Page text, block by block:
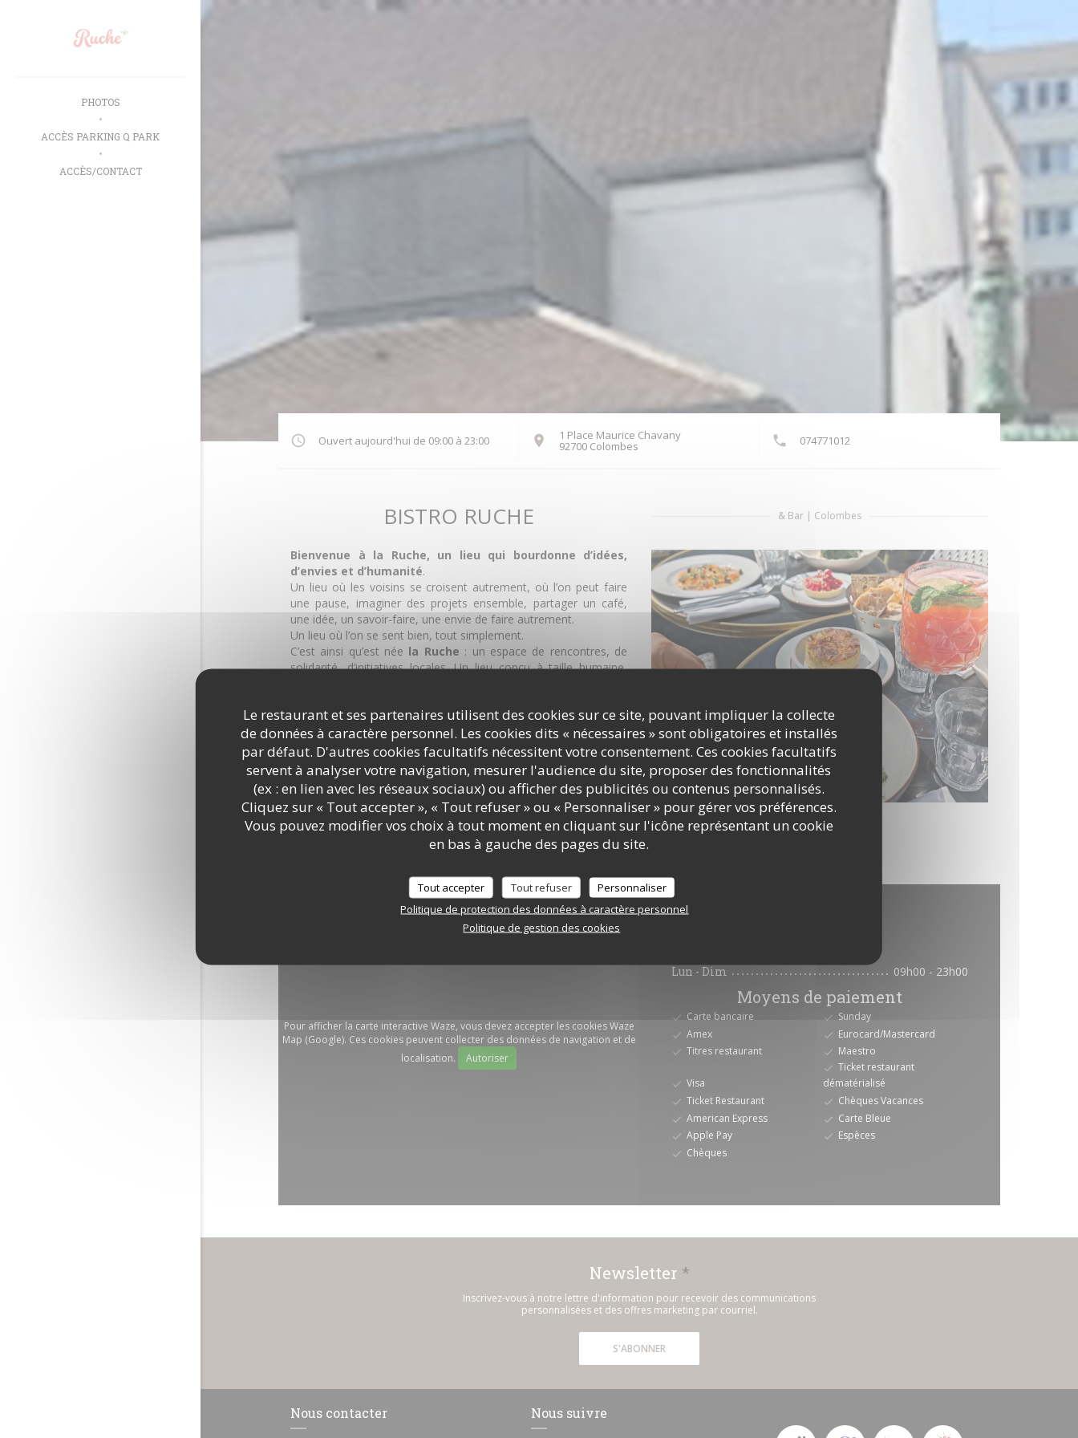
Le restaurant et ses partenaires utilisent des cookies sur ce site, pouvant impliquer la collecte
de données à caractère personnel. Les cookies dits « nécessaires » sont obligatoires et installés
par défaut. D'autres cookies facultatifs nécessitent votre consentement. Ces cookies facultatifs
servent à analyser votre navigation, mesurer l'audience du site, proposer des fonctionnalités
(ex : en lien avec les réseaux sociaux) ou afficher des publicités ou contenus personnalisés.
Cliquez sur « Tout accepter », « Tout refuser » ou « Personnaliser » pour gérer vos préférences.
Vous pouvez modifier vos choix à tout moment en cliquant sur l'icône représentant un cookie
en bas à gauche des pages du site.
Tout accepter Tout refuser
Personnaliser
Politique de protection des données à caractère personnel
Politique de gestion des cookies
PHOTOS
ACCÈS PARKING Q PARK
ACCÈS/CONTACT
Ouvert aujourd'hui de 09:00 à 23:00 1 Place Maurice Chavany
92700 Colombes((ouvre une nouvelle fenêtre)) 074771012
BISTRO RUCHE & Bar | Colombes
Bienvenue à la Ruche, un lieu qui bourdonne d’idées,
d’envies et d’humanité.
Un lieu où les voisins se croisent autrement, où l’on peut faire
une pause, imaginer des projets ensemble, partager un café,
une idée, un savoir-faire, une envie de faire autrement.
Un lieu où l’on se sent bien, tout simplement.
C’est ainsi qu’est née la Ruche : un espace de rencontres, de
solidarité, d’initiatives locales. Un lieu conçu à taille humaine,
DÉCOUVRIR LE LIEU
Pour afficher la carte interactive Waze, vous devez accepter les cookies Waze
Map (Google). Ces cookies peuvent collecter des données de navigation et de
localisation.
Autoriser
Infos pratiques
Lun - Dim 09h00 - 23h00
Moyens de paiement
Carte bancaire
Sunday
Amex
Eurocard/Mastercard
Titres restaurant
Maestro
Visa
Ticket restaurant
dématérialisé
Ticket Restaurant
Chèques Vacances
American Express
Carte Bleue
Apple Pay
Espèces
Chèques
Newsletter *
Inscrivez-vous à notre lettre d'information pour recevoir des communications
personnalisées et des offres marketing par courriel.
S'ABONNER
Nous contacter Nous suivre